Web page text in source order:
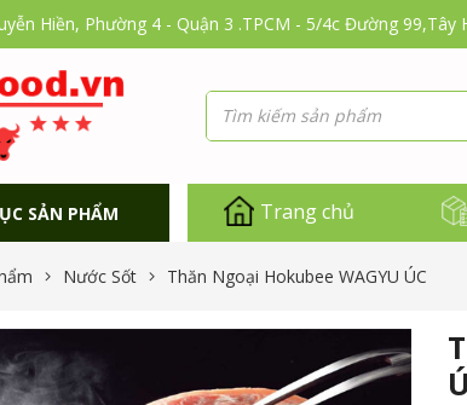
Hiền, Phường 4 - Quận 3 .TPCM - 5/4c Đường 99,Tây
SẢN PHẨM Trang chủ
Nước Sốt Thăn Ngoại Hokubee WAGYU ÚC